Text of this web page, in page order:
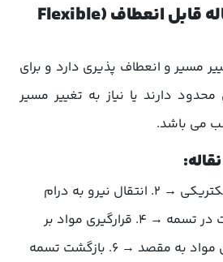
سیستم تسمه نقاله قابل انعطاف (Flexible
مسیر و انعطاف پذیری دارد و برای
دارند یا نیاز به تغییر مسیر
می باشد.
1. روشن شدن موتور الکتریکی → 2. انتقال نیرو به درام
محرک → 3. ایجاد حرکت در تسمه → 4. قرارگیری مواد بر
روی تسمه → 5. انتقال مواد به مقصد → 6. بازگشت تسمه